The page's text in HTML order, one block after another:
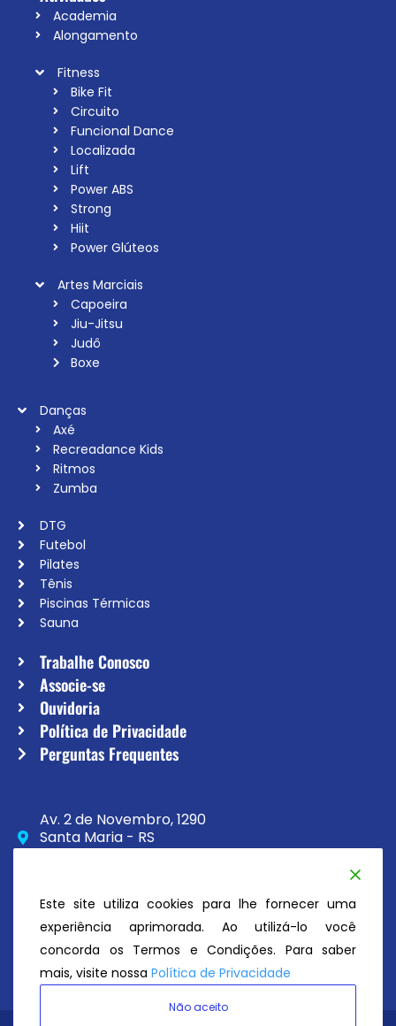
Academia
Alongamento
Fitness
Bike Fit
Circuito
Funcional Dance
Localizada
Lift
Power ABS
Strong
Hiit
Power Glúteos
Artes Marciais
Capoeira
Jiu-Jitsu
Judô
Boxe
Danças
Axé
Recreadance Kids
Ritmos
Zumba
DTG
Futebol
Pilates
Tênis
Piscinas Térmicas
Sauna
Trabalhe Conosco
Associe-se
Ouvidoria
Política de Privacidade
Perguntas Frequentes
Av. 2 de Novembro, 1290
Santa Maria - RS
CEP 97020-230
secretaria@atc.esp.br
Este site utiliza cookies para lhe fornecer uma
experiência aprimorada. Ao utilizá-lo você
concorda os Termos e Condições. Para saber
mais, visite nossa Política de Privacidade
Não aceito